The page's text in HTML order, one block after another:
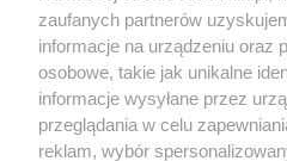
Wydawca mediów lokalnych
zaufanych partnerów
informacje na urządzeniu oraz
osobowe, takie jak unikalne
informacje wysyłane przez
przeglądania w celu
reklam, wybór